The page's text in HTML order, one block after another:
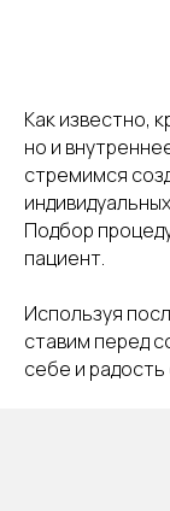
Как известно,
но и
стремимся
Подбор
пациент.
Используя
ставим перед
себе и